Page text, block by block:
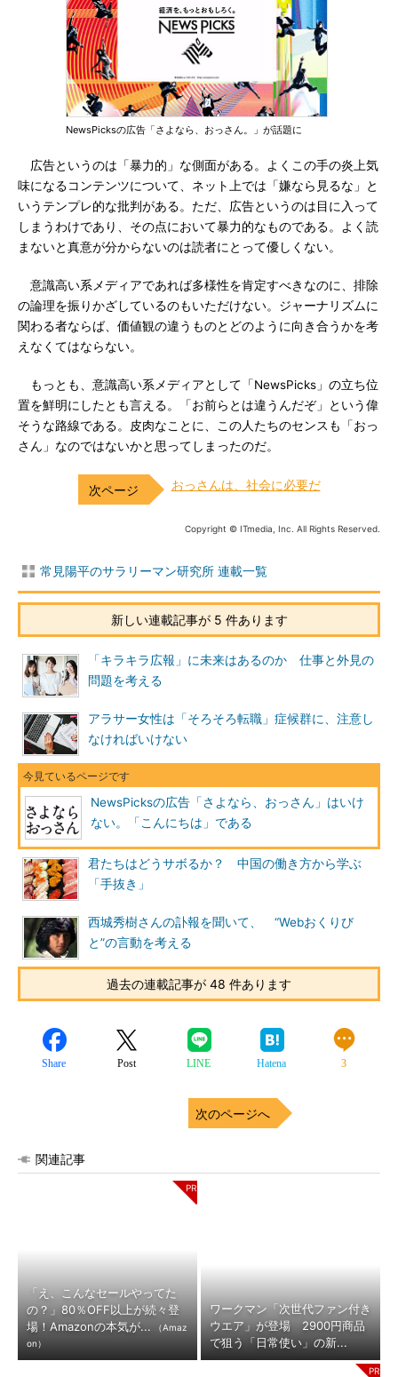
NewsPicksの広告「さよなら、おっさん。」が話題に
広告というのは「暴力的」な側面がある。よくこの手の炎上気
味になるコンテンツについて、ネット上では「嫌なら見るな」と
いうテンプレ的な批判がある。ただ、広告というのは目に入って
しまうわけであり、その点において暴力的なものである。よく読
まないと真意が分からないのは読者にとって優しくない。
意識高い系メディアであれば多様性を肯定すべきなのに、排除
の論理を振りかざしているのもいただけない。ジャーナリズムに
関わる者ならば、価値観の違うものとどのように向き合うかを考
えなくてはならない。
もっとも、意識高い系メディアとして「NewsPicks」の立ち位
置を鮮明にしたとも言える。「お前らとは違うんだぞ」という偉
そうな路線である。皮肉なことに、この人たちのセンスも「おっ
さん」なのではないかと思ってしまったのだ。
おっさんは、社会に必要だ
Copyright © ITmedia, Inc. All Rights Reserved.
常見陽平のサラリーマン研究所 連載一覧
新しい連載記事が 5 件あります
「キラキラ広報」に未来はあるのか 仕事と外見の
問題を考える
アラサー女性は「そろそろ転職」症候群に、注意し
なければいけない
NewsPicksの広告「さよなら、おっさん」はいけ
ない。「こんにちは」である
君たちはどうサボるか？ 中国の働き方から学ぶ
「手抜き」
西城秀樹さんの訃報を聞いて、 “Webおくりび
と”の言動を考える
過去の連載記事が 48 件あります
Share Post LINE Hatena 3
次のページへ
関連記事
「え、こんなセールやってた
の？」80％OFF以上が続々登
場！Amazonの本気が...
（Amaz
on）
ワークマン「次世代ファン付き
ウエア」が登場 2900円商品
で狙う「日常使い」の新...